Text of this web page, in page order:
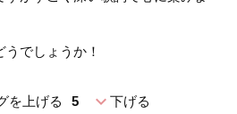
でしょうか！
を上げる 5 expand_more下げる